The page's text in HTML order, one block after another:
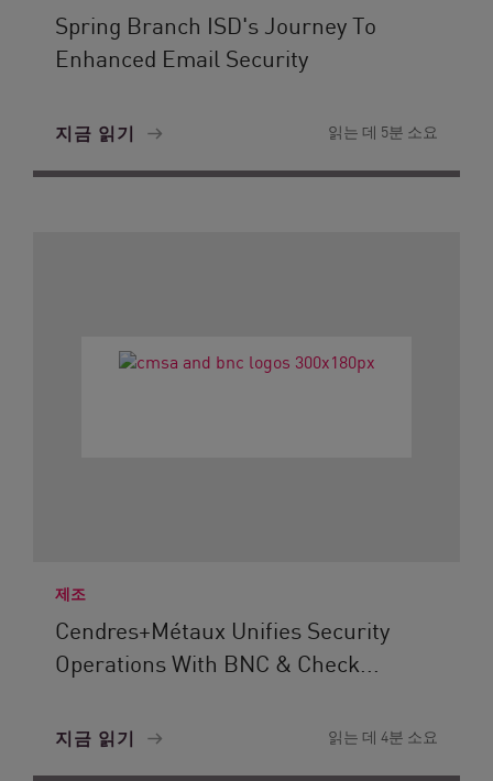
Spring Branch ISD's Journey To
Enhanced Email Security
지금 읽기 읽는 데 5분 소요
제조
Cendres+Métaux Unifies Security
Operations With BNC & Check...
지금 읽기 읽는 데 4분 소요